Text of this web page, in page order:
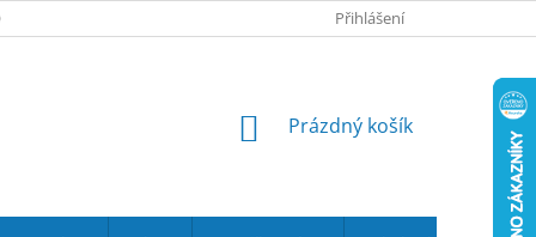
DOPRAVA A PLATBA
Přihlášení
NÁKUPNÍ
Prázdný košík